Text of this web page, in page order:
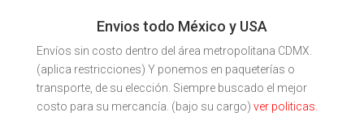
Envios todo México y USA
Envíos sin costo dentro del área metropolitana CDMX.
(aplica restricciones) Y ponemos en paqueterías o
transporte, de su elección. Siempre buscado el mejor
costo para su mercancía. (bajo su cargo) ver politicas.